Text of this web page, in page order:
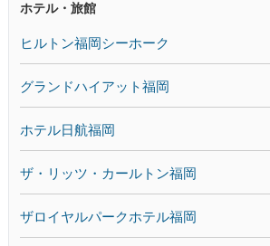
ホテル・旅館
ヒルトン福岡シーホーク
グランドハイアット福岡
ホテル日航福岡
ザ・リッツ・カールトン福岡
ザロイヤルパークホテル福岡